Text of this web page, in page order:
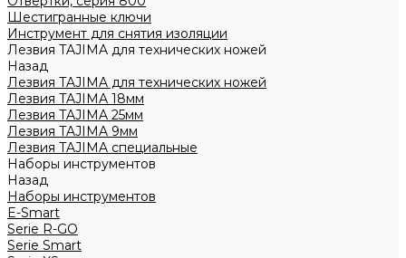
Шестигранные ключи
Инструмент для снятия изоляции
Лезвия TAJIMA для технических ножей
Назад
Лезвия TAJIMA для технических ножей
Лезвия TAJIMA 18мм
Лезвия TAJIMA 25мм
Лезвия TAJIMA 9мм
Лезвия TAJIMA специальные
Наборы инструментов
Назад
Наборы инструментов
E-Smart
Serie R-GO
Serie Smart